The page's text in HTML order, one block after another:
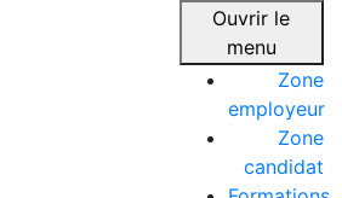
Ouvrir le
menu
Zone
employeur
Zone
candidat